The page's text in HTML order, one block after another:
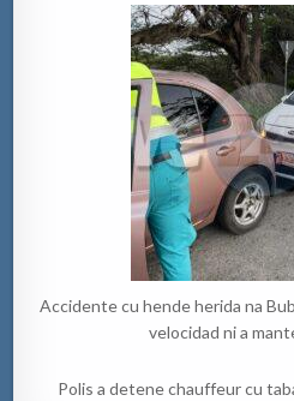
Accidente cu hende herida na
velocidad ni a
Polis a detene chauffeur cu